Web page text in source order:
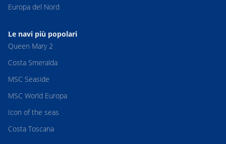
Europa del Nord
Le navi più popolari
Queen Mary 2
Costa Smeralda
MSC Seaside
MSC World Europa
Icon of the seas
Costa Toscana